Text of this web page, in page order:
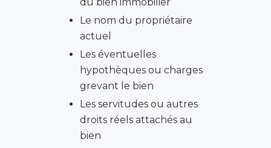
Le nom du propriétaire
actuel
Les éventuelles
hypothèques ou charges
grevant le bien
Les servitudes ou autres
droits réels attachés au
bien